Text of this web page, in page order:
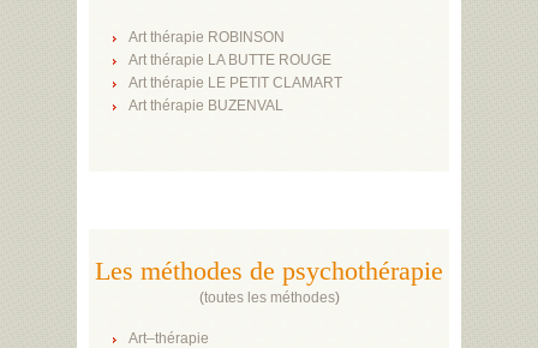
Art thérapie ROBINSON
Art thérapie LA BUTTE ROUGE
Art thérapie LE PETIT CLAMART
Art thérapie BUZENVAL
Les méthodes de psychothérapie
(toutes les méthodes)
Art–thérapie